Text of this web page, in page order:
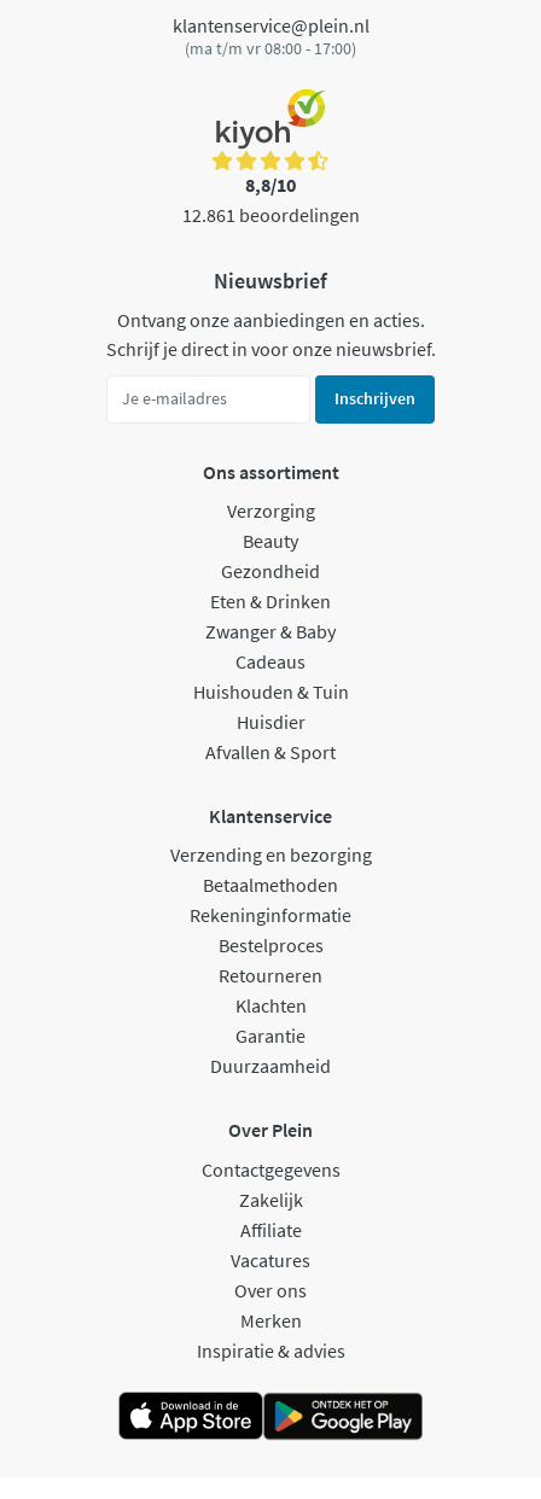
klantenservice@plein.nl
(ma t/m vr 08:00 - 17:00)
8,8/10
12.861 beoordelingen
Nieuwsbrief
Ontvang onze aanbiedingen en acties.
Schrijf je direct in voor onze nieuwsbrief.
Inschrijven
Ons assortiment
Verzorging
Beauty
Gezondheid
Eten & Drinken
Zwanger & Baby
Cadeaus
Huishouden & Tuin
Huisdier
Afvallen & Sport
Klantenservice
Verzending en bezorging
Betaalmethoden
Rekeninginformatie
Bestelproces
Retourneren
Klachten
Garantie
Duurzaamheid
Over Plein
Contactgegevens
Zakelijk
Affiliate
Vacatures
Over ons
Merken
Inspiratie & advies